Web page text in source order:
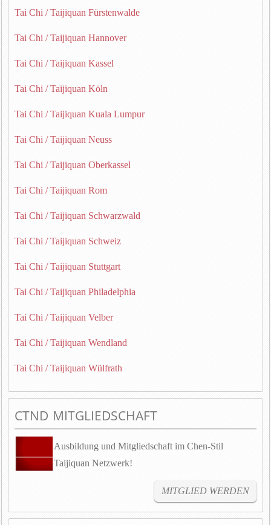
Tai Chi / Taijiquan Fürstenwalde
Tai Chi / Taijiquan Hannover
Tai Chi / Taijiquan Kassel
Tai Chi / Taijiquan Köln
Tai Chi / Taijiquan Kuala Lumpur
Tai Chi / Taijiquan Neuss
Tai Chi / Taijiquan Oberkassel
Tai Chi / Taijiquan Rom
Tai Chi / Taijiquan Schwarzwald
Tai Chi / Taijiquan Schweiz
Tai Chi / Taijiquan Stuttgart
Tai Chi / Taijiquan Philadelphia
Tai Chi / Taijiquan Velber
Tai Chi / Taijiquan Wendland
Tai Chi / Taijiquan Wülfrath
CTND MITGLIEDSCHAFT
Ausbildung und Mitgliedschaft im Chen-Stil
Taijiquan Netzwerk!
MITGLIED WERDEN